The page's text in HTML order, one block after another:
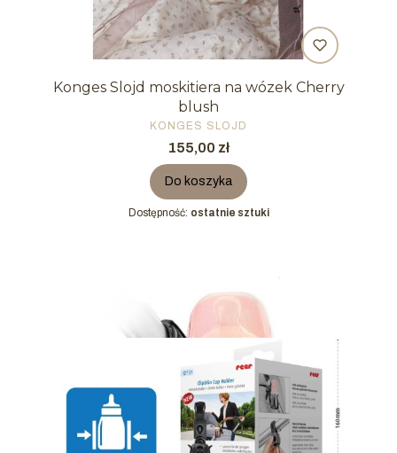
Konges Slojd moskitiera na wózek Cherry
blush
PRODUCENT
KONGES SLOJD
Cena
155,00 zł
Do koszyka
Dostępność: ostatnie sztuki